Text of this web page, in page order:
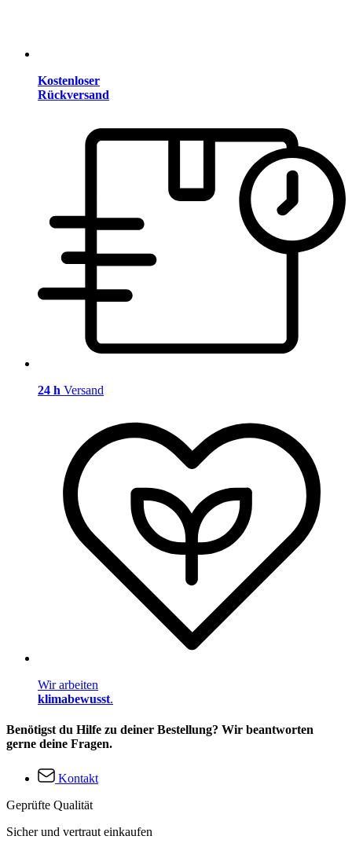
Kostenloser
Rückversand
24 h Versand
Wir arbeiten
klimabewusst.
Benötigst du Hilfe zu deiner Bestellung? Wir beantworten
gerne deine Fragen.
Kontakt
Geprüfte Qualität
Sicher und vertraut einkaufen